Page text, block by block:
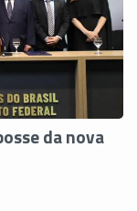
da nova